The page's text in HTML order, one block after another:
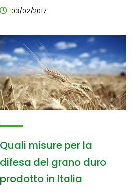
03/02/2017
Quali misure per la
difesa del grano duro
prodotto in Italia